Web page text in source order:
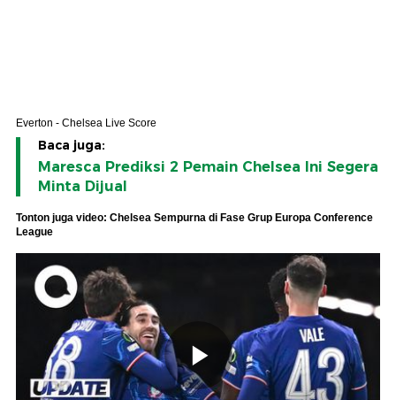
Everton - Chelsea Live Score
Baca juga:
Maresca Prediksi 2 Pemain Chelsea Ini Segera
Minta Dijual
Tonton juga video: Chelsea Sempurna di Fase Grup Europa Conference
League